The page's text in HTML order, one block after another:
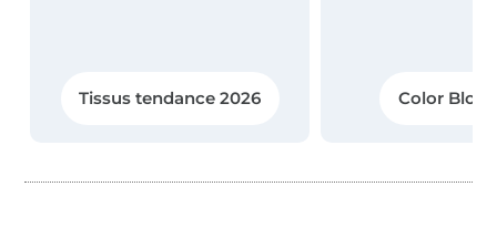
Tissus tendance 2026 Color